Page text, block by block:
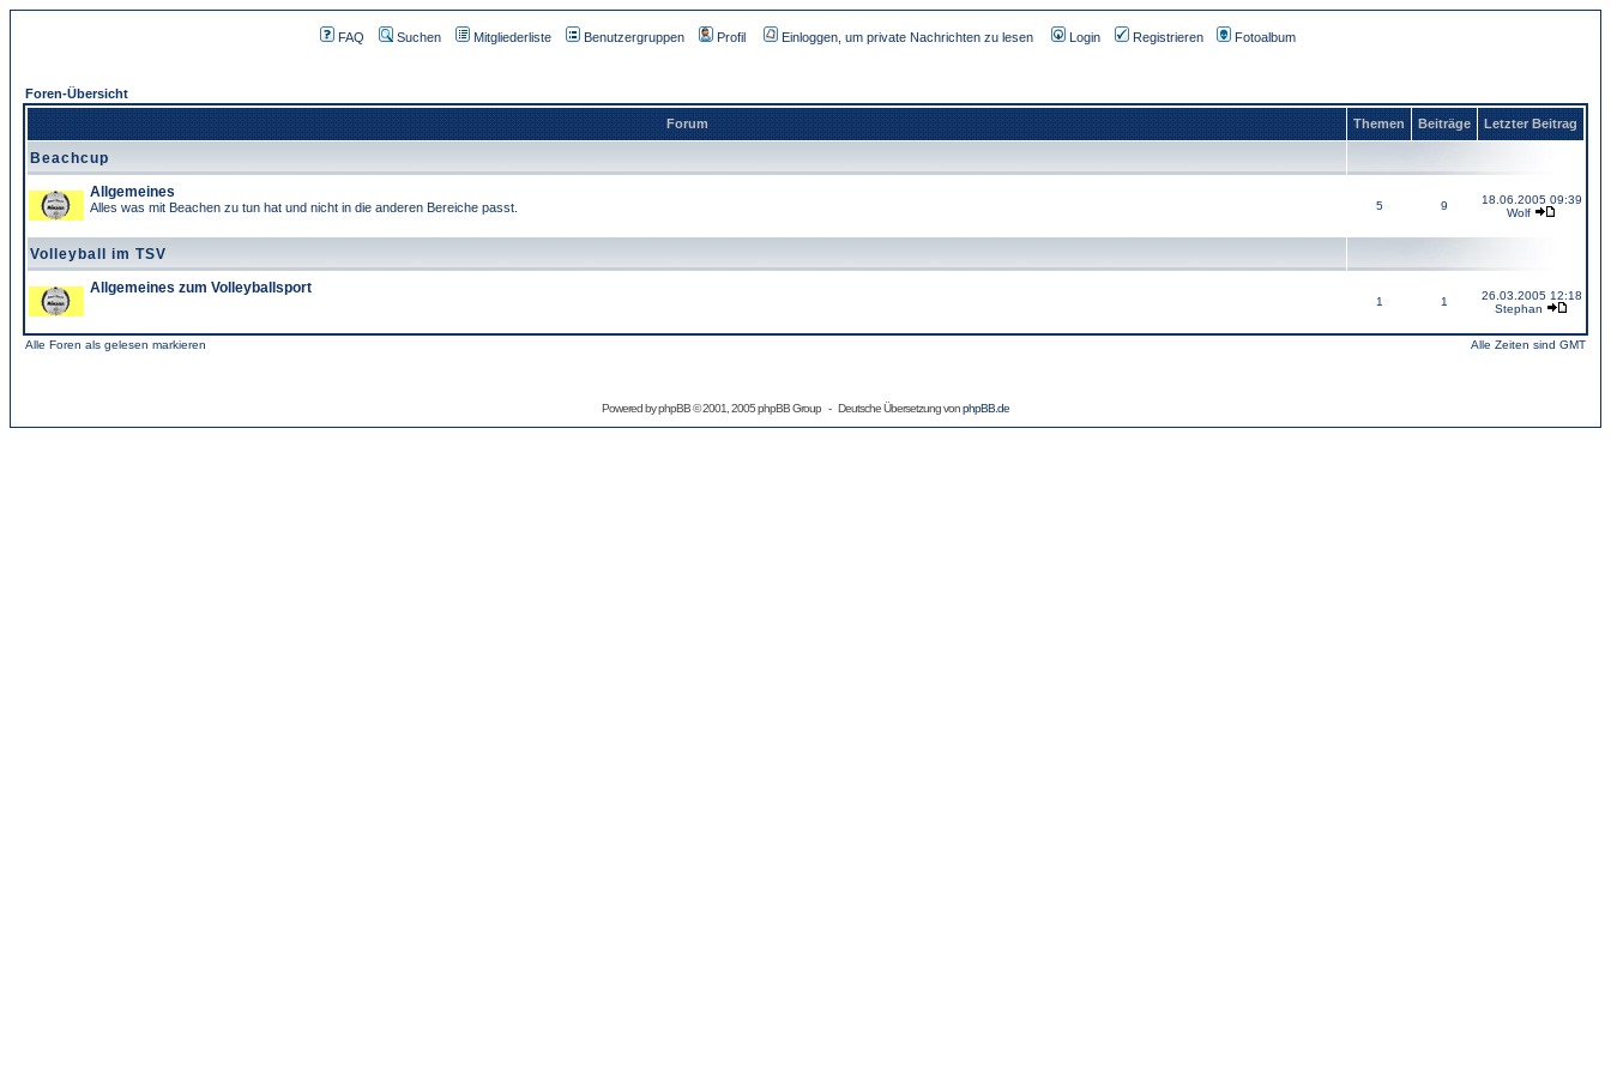
FAQ Suchen Mitgliederliste Benutzergruppen Profil Einloggen, um private Nachrichten zu lesen Login Registrieren Fotoalbum
Foren-Übersicht
Forum Themen Beiträge Letzter Beitrag
Beachcup
Allgemeines
Alles was mit Beachen zu tun hat und nicht in die anderen Bereiche passt. 5 9
18.06.2005 09:39
Wolf
Volleyball im TSV
Allgemeines zum Volleyballsport
1 1
26.03.2005 12:18
Stephan
Alle Foren als gelesen markieren Alle Zeiten sind GMT
Powered byphpBB© 2001, 2005 phpBB Group - Deutsche Übersetzung vonphpBB.de